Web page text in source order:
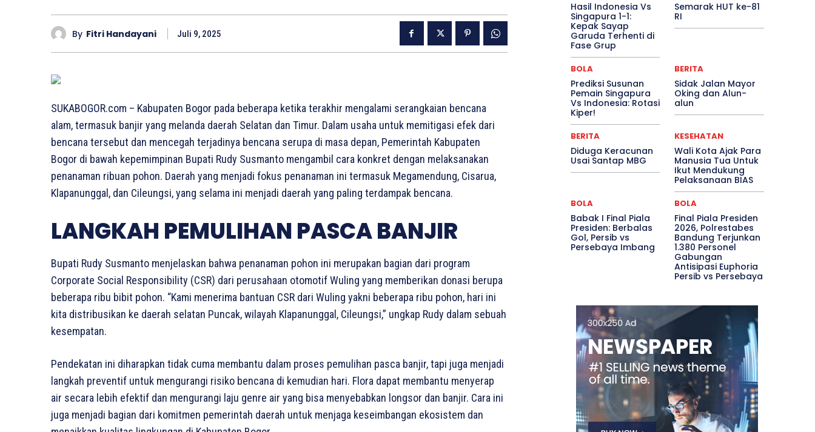
By Fitri Handayani Juli 9, 2025
SUKABOGOR.com – Kabupaten Bogor pada beberapa ketika terakhir mengalami serangkaian bencana
alam, termasuk banjir yang melanda daerah Selatan dan Timur. Dalam usaha untuk memitigasi efek dari
bencana tersebut dan mencegah terjadinya bencana serupa di masa depan, Pemerintah Kabupaten
Bogor di bawah kepemimpinan Bupati Rudy Susmanto mengambil cara konkret dengan melaksanakan
penanaman ribuan pohon. Daerah yang menjadi fokus penanaman ini termasuk Megamendung, Cisarua,
Klapanunggal, dan Cileungsi, yang selama ini menjadi daerah yang paling terdampak bencana.
LANGKAH PEMULIHAN PASCA BANJIR
Bupati Rudy Susmanto menjelaskan bahwa penanaman pohon ini merupakan bagian dari program
Corporate Social Responsibility (CSR) dari perusahaan otomotif Wuling yang memberikan donasi berupa
beberapa ribu bibit pohon. “Kami menerima bantuan CSR dari Wuling yakni beberapa ribu pohon, hari ini
kita distribusikan ke daerah selatan Puncak, wilayah Klapanunggal, Cileungsi,” ungkap Rudy dalam sebuah
kesempatan.
Pendekatan ini diharapkan tidak cuma membantu dalam proses pemulihan pasca banjir, tapi juga menjadi
langkah preventif untuk mengurangi risiko bencana di kemudian hari. Flora dapat membantu menyerap
air secara lebih efektif dan mengurangi laju genre air yang bisa menyebabkan longsor dan banjir. Cara ini
juga menjadi bagian dari komitmen pemerintah daerah untuk menjaga keseimbangan ekosistem dan
Hasil Indonesia Vs
Singapura 1-1:
Kepak Sayap
Garuda Terhenti di
Fase Grup
Semarak HUT ke-81
RI
BOLA
Prediksi Susunan
Pemain Singapura
Vs Indonesia: Rotasi
Kiper!
BERITA
Sidak Jalan Mayor
Oking dan Alun-
alun
BERITA
Diduga Keracunan
Usai Santap MBG
KESEHATAN
Wali Kota Ajak Para
Manusia Tua Untuk
Ikut Mendukung
Pelaksanaan BIAS
BOLA
Babak I Final Piala
Presiden: Berbalas
Gol, Persib vs
Persebaya Imbang
BOLA
Final Piala Presiden
2026, Polrestabes
Bandung Terjunkan
1.380 Personel
Gabungan
Antisipasi Euphoria
Persib vs Persebaya